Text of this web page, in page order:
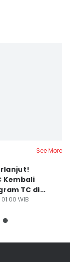
See More
Kembali
TC di
WIB